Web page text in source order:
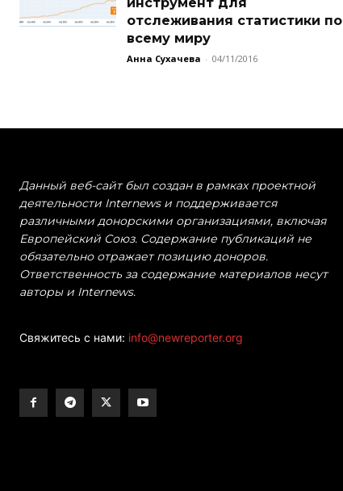
отслеживания статистики по
всему миру
Анна Сухачева - 04/11/2016
Данный веб-сайт был создан в рамках проектной
деятельности Internews и поддерживается
различными донорскими организациями, включая
Европейский Союз. Содержание публикаций не
обязательно отражает позицию доноров.
Ответственность за содержание материалов несут
авторы и Internews.
Свяжитесь с нами: info@newreporter.org